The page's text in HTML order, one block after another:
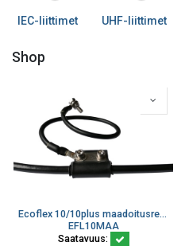
IEC-liittimet UHF-liittimet
Shop
Ecoflex 10/10plus maadoitusrengas 10 mm kaapelille
EFL10MAA
Saatavuus: